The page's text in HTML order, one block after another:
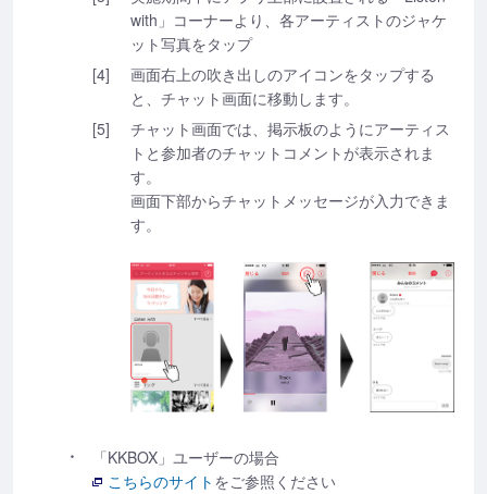
with」コーナーより、各アーティストのジャケ
ット写真をタップ
[4]
画面右上の吹き出しのアイコンをタップする
と、チャット画面に移動します。
[5]
チャット画面では、掲示板のようにアーティス
トと参加者のチャットコメントが表示されま
す。
画面下部からチャットメッセージが入力できま
す。
「KKBOX」ユーザーの場合
こちらのサイト をご参照ください